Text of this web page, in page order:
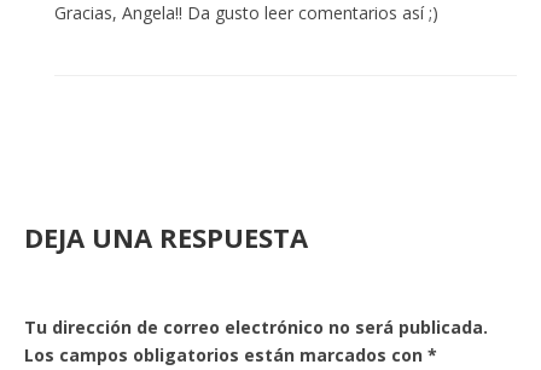
Gracias, Angela!! Da gusto leer comentarios así ;)
DEJA UNA RESPUESTA
Tu dirección de correo electrónico no será publicada.
Los campos obligatorios están marcados con *